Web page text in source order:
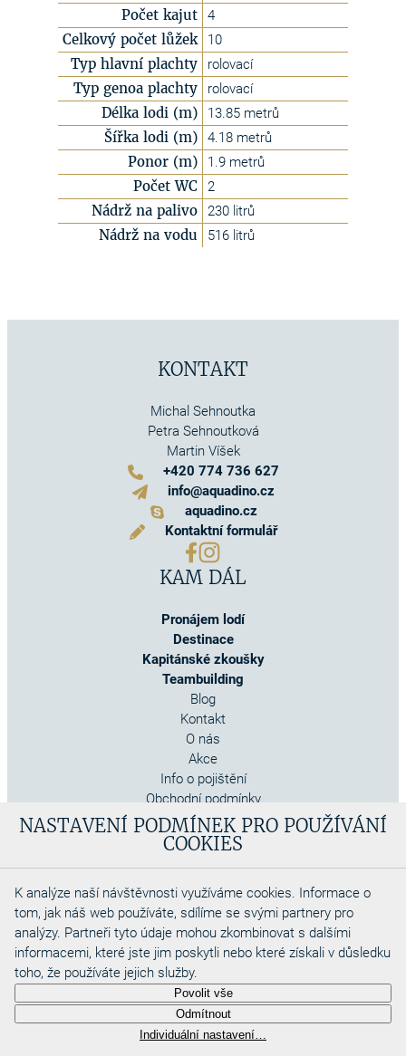
NASTAVENÍ PODMÍNEK PRO POUŽÍVÁNÍ
COOKIES
K analýze naší návštěvnosti využíváme cookies. Informace o
tom, jak náš web používáte, sdílíme se svými partnery pro
analýzy. Partneři tyto údaje mohou zkombinovat s dalšími
informacemi, které jste jim poskytli nebo které získali v důsledku
toho, že používáte jejich služby.
Povolit vše
Odmítnout
Individuální nastavení…
Počet kajut 4
Celkový počet lůžek 10
Typ hlavní plachty rolovací
Typ genoa plachty rolovací
Délka lodi (m) 13.85 metrů
Šířka lodi (m) 4.18 metrů
Ponor (m) 1.9 metrů
Počet WC 2
Nádrž na palivo 230 litrů
Nádrž na vodu 516 litrů
KONTAKT
Michal Sehnoutka
Petra Sehnoutková
Martin Víšek
+420 774 736 627
info@aquadino.cz
aquadino.cz
Kontaktní formulář
KAM DÁL
Pronájem lodí
Destinace
Kapitánské zkoušky
Teambuilding
Blog
Kontakt
O nás
Akce
Info o pojištění
Obchodní podmínky
Cookies
Copyright 2026
Aquadino s.r.o
Webdesigned by